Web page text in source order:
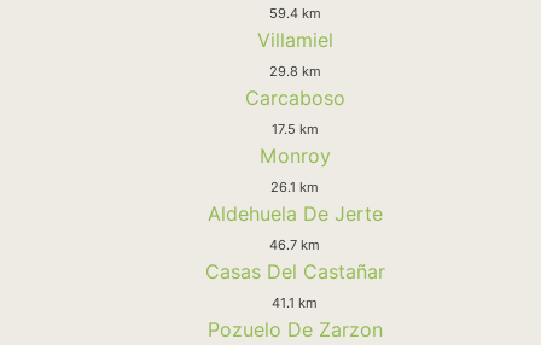
59.4 km
Villamiel
29.8 km
Carcaboso
17.5 km
Monroy
26.1 km
Aldehuela De Jerte
46.7 km
Casas Del Castañar
41.1 km
Pozuelo De Zarzon